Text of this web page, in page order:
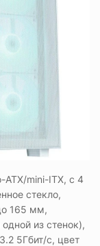
ATX/mini-ITX, с 4
стекло,
165 мм,
из стенок),
5Гбит/с, цвет